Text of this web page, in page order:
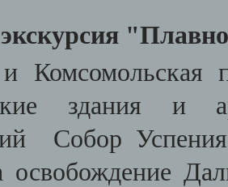
Комсомольская
здания и
Собор